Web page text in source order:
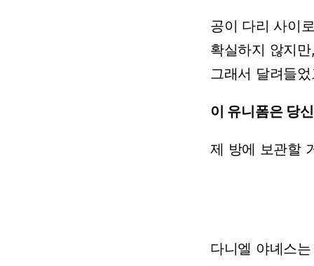
공이 다리 사이
확실하지 않지
그래서 달려들
이 유니폼은 당
제 방에 보관할
다니엘 야녜스는